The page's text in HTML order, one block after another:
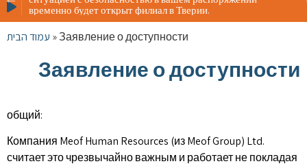
временно будет открыт филиал в Тверии.
עמוד הבית »Заявление о доступности
Заявление о доступности
общий:
Компания Meof Human Resources (из Meof Group) Ltd.
считает это чрезвычайно важным и работает не покладая